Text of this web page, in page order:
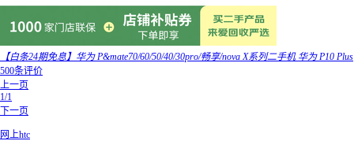
【白条24期免息】华为 P&mate70/60/50/40/30pro/畅享/nova X系列二手机 华为 P10 Plus
500条评价
上一页
1/1
下一页
网上htc